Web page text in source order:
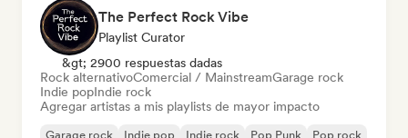
The Perfect Rock Vibe
Playlist Curator
&gt; 2900 respuestas dadas
Rock alternativoComercial / MainstreamGarage rock
Indie popIndie rock
Agregar artistas a mis playlists de mayor impacto
Garage rock Indie pop Indie rock Pop Punk
Pop rock